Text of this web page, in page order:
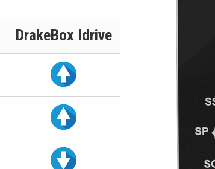
DrakeBox Idrive